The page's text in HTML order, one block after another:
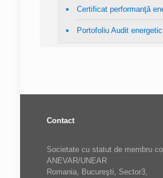
Certificat performanţă
Portofoliu Audit energetic
Contact
Societate cu statut de membru
ANEVAR/UNEAR
Romania, Bucureşti, Sector3,